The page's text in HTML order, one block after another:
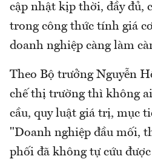
cập nhật kịp thời, đầy đủ,
trong công thức tính giá
doanh nghiệp càng làm
Theo Bộ trưởng Nguyễn
chế thị trường thì không
cầu, quy luật giá trị, mục
"Doanh nghiệp đầu mối,
phối đã không tự cứu